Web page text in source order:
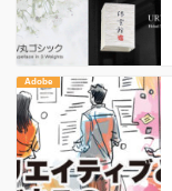
Adobe